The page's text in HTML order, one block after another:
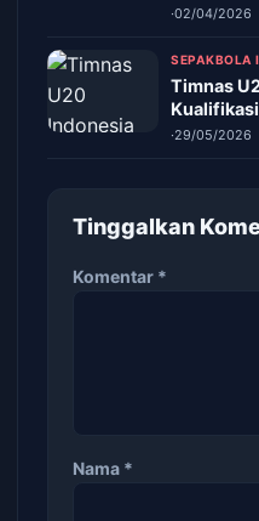
·02/04/2026
SEPAKBOLA
Timnas
·29/05/2026
Tinggalkan
Komentar *
Nama *